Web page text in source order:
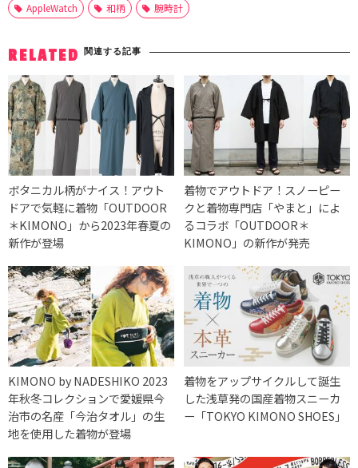
AppleWatch 和柄 腕時計
RELATED 関連する記事
ボタニカル柄がナイス！アウト
ドアで気軽に着物「OUTDOOR
＊KIMONO」から2023年春夏の
新作が登場
着物でアウトドア！スノーピー
クと着物専門店「やまと」によ
るコラボ「OUTDOOR＊
KIMONO」の新作が発売
KIMONO by NADESHIKO 2023
年秋冬コレクションで愛媛県今
治市の名産「今治タオル」の生
地を使用した着物が登場
着物をアップサイクルして誕生
した浅草発の国産着物スニーカ
ー「TOKYO KIMONO SHOES」